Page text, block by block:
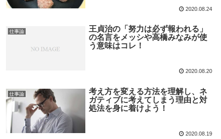
2020.08.24
仕事論
王貞治の「努力は必ず報われる」
の名言をメッシや高橋みなみが使
う意味はコレ！
2020.08.20
仕事論
考え方を変える方法を理解し、ネ
ガティブに考えてしまう理由と対
処法を身に着けよう！
2020.08.19